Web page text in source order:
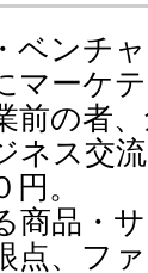
ンチャ
マーケ
前の者
ネス交
円。
品・
点、フ